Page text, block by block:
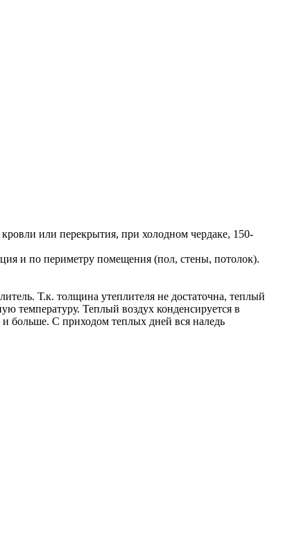
или перекрытия, при холодном чердаке, 150-
и по периметру помещения (пол, стены, потолок).
Т.к. толщина утеплителя не достаточна, теплый
температуру. Теплый воздух конденсируется в
и больше. С приходом теплых дней вся наледь